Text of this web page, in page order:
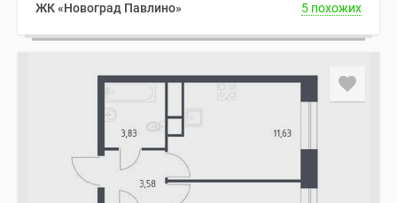
ЖК «Новоград Павлино»
5 похожих